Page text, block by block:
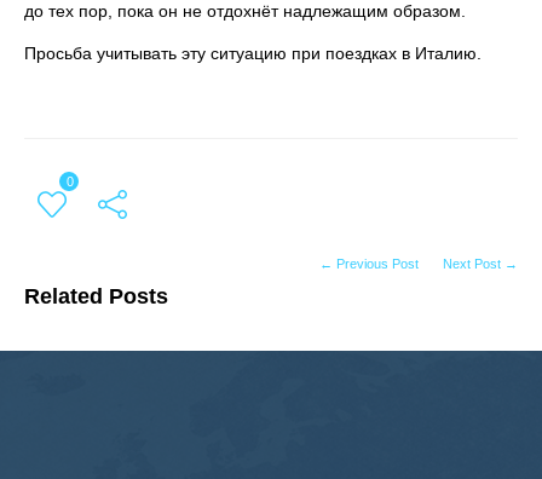
до тех пор, пока он не отдохнёт надлежащим образом.
Просьба учитывать эту ситуацию при поездках в Италию.
0
Related Posts
← Previous Post Next Post →